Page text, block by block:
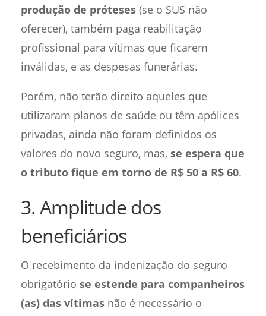
produção de próteses(se o SUS não
oferecer), também paga reabilitação
profissional para vítimas que ficarem
inválidas, e as despesas funerárias.
Porém, não terão direito aqueles que
utilizaram planos de saúde ou têm apólices
privadas, ainda não foram definidos os
valores do novo seguro, mas, se espera que
o tributo fique em torno de R$ 50 a R$ 60.
3. Amplitude dos
beneficiários
O recebimento da indenização do seguro
obrigatório se estende para companheiros
(as) das vítimasnão é necessário o